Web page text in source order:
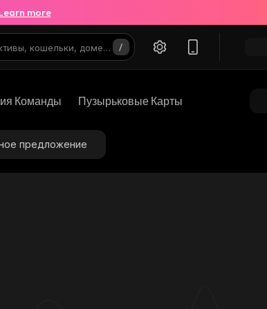
more
Команды Пузырьковые Карты
предложение